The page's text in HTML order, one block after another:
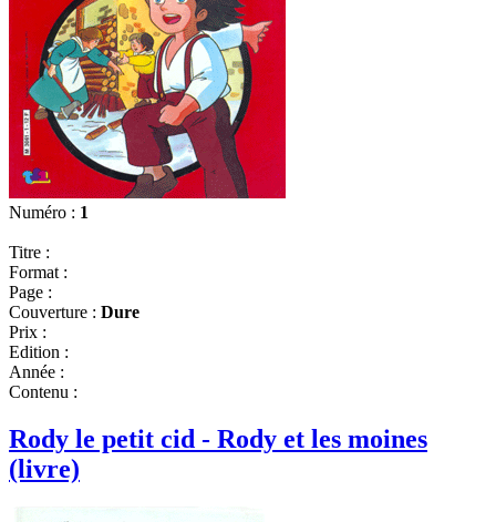
Numéro : 1
Titre :
Format :
Page :
Couverture : Dure
Prix :
Edition :
Année :
Contenu :
Rody le petit cid - Rody et les moines
(livre)